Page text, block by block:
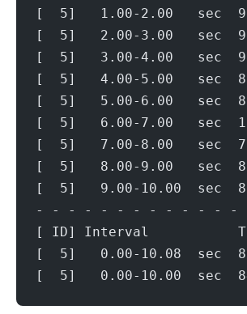
[  5]   1.00-2.00
[  5]   2.00-3.00
[  5]   3.00-4.00
[  5]   4.00-5.00
[  5]   5.00-6.00
[  5]   6.00-7.00
[  5]   7.00-8.00
[  5]   8.00-9.00
[  5]   9.00-10.00
- - - - - - - - - - - - -
[ ID] Interval
[  5]   0.00-10.08  sec
[  5]   0.00-10.00  sec